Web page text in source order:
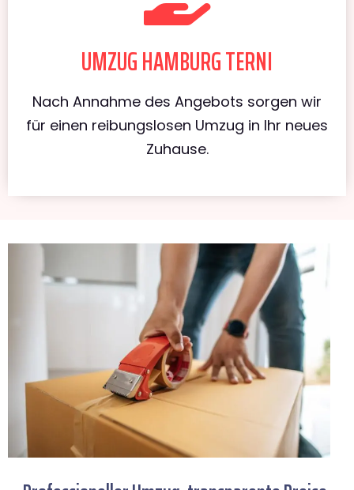
UMZUG HAMBURG TERNI
Nach Annahme des Angebots sorgen wir
für einen reibungslosen Umzug in Ihr neues
Zuhause.